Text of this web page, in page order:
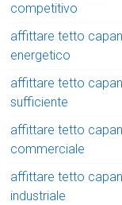
competitivo
affittare tetto
energetico
affittare tetto
sufficiente
affittare tetto
commerciale
affittare tetto
industriale